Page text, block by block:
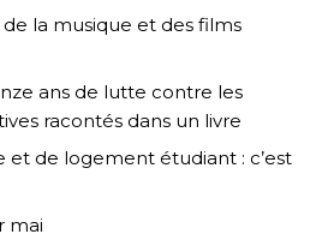
la musique et des films
ans de lutte contre les
racontés dans un livre
et de logement étudiant : c’est
mai